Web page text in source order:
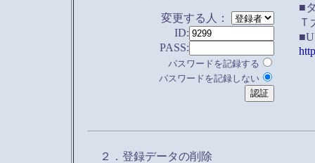
変更する人：
ID:
PASS:
パスワードを記録する
パスワードを記録しない
■
Ｔ
２．登録データの削除